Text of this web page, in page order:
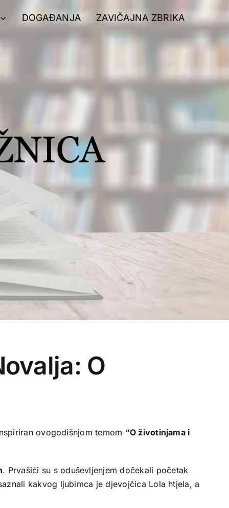
DOGAĐANJA ZAVIČAJNA ZBRIKA
O
ovogodišnjom temom “O životinjama i
. Prvašići su s oduševljenjem dočekali početak
kakvog ljubimca je djevojčica Lola htjela, a